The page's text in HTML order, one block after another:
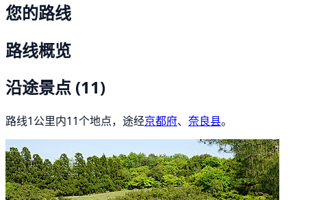
您的路线
路线概览
沿途景点 (11)
路线1公里内11个地点，途经京都府、 奈良县。